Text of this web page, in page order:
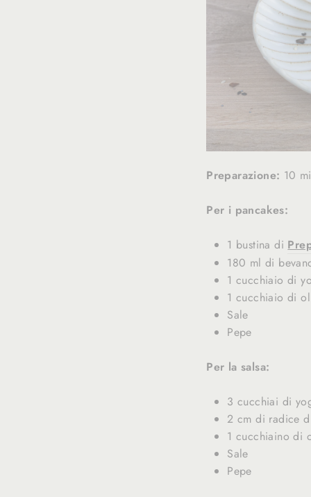
Preparazione: 10
Per i pancakes:
1 bustina di
180 ml di
1 cucchiaio di
1 cucchiaio di
Sale
Pepe
Per la salsa:
3 cucchiai di
2 cm di radice
1 cucchiaino di
Sale
Pepe